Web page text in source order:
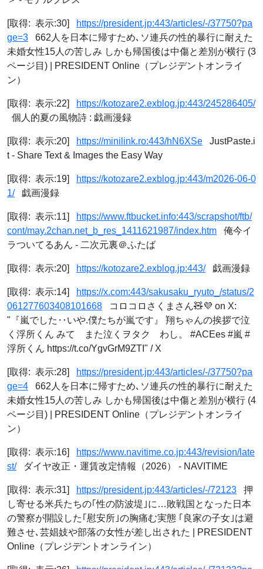
[取得: 表示:30]
https://president.jp:443/articles/-/37750?pa
ge=3 662人を日本に帰すため､ソ連兵の性的暴行に耐えた
未婚女性15人の苦しみ しかも帰国後は中傷と差別が横行 (3
ページ目) | PRESIDENT Online（プレジデントオンライ
ン）
[取得: 表示:22]
https://kotozare2.exblog.jp:443/245286405/
個人的夏の風物詩 : 戯画漫録
[取得: 表示:20] https://minilink.ro:443/hN6XSe JustPaste.i
t - Share Text & Images the Easy Way
[取得: 表示:19]
https://kotozare2.exblog.jp:443/m2026-06-0
1/戯画漫録
[取得: 表示:11]
https://www.ftbucket.info:443/scrapshot/ftb/
cont/may.2chan.net_b_res_1411621987/index.htm 俺今イ
ラついてるあん - 二次元裏＠ふたば
[取得: 表示:20] https://kotozare2.exblog.jp:443/戯画漫録
[取得: 表示:14]
https://x.com:443/sakusaku_ryuto_/status/2
061277603408101668 コロコロさくまさん🧸💜 on X:
"『嵐でした‥いや.僕たちが嵐です』 翔ちゃんの挨拶で泣
く浮所くん みて また泣くヲタク わし。 #ACEes #嵐 #
浮所くん https://t.co/YgvGrM9ZTI" / X
[取得: 表示:28]
https://president.jp:443/articles/-/37750?pa
ge=4 662人を日本に帰すため､ソ連兵の性的暴行に耐えた
未婚女性15人の苦しみ しかも帰国後は中傷と差別が横行 (4
ページ目) | PRESIDENT Online（プレジデントオンライ
ン）
[取得: 表示:16]
https://www.navitime.co.jp:443/revision/late
st/ダイヤ改正・運賃改定情報（2026） - NAVITIME
[取得: 表示:31] https://president.jp:443/articles/-/72123 押
し寄せる米兵たちの｢性の防波堤｣に…敗戦国となった日本
の警察が開設した｢慰安所｣の胸痛む実態 ｢良家の子女｣は避
難させ､芸娼妓や部落の女性が差し出された | PRESIDENT
Online（プレジデントオンライン）